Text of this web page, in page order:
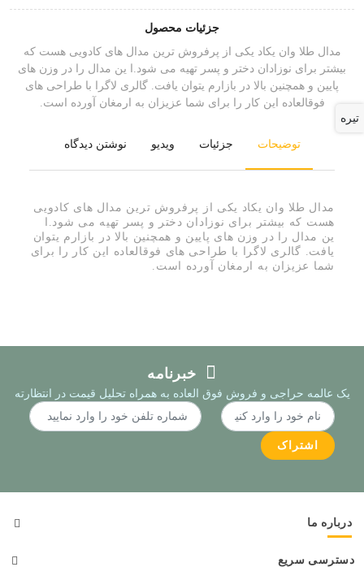
جزئیات محصول
مدال طلا وان یکاد یکی از پرفروش ترین مدال های کادویی هست که
بیشتر برای نوزادان دختر و پسر تهیه می شود.ا ین مدال را در وزن های
پایین و همچنین بالا در بازارم یتوان یافت. گالری لاگرا با طراحی های
فوقالعاده این کار را برای شما عزیزان به ارمغان آورده است.
توضیحات جزئیات ویدیو نوشتن دیدگاه
مدال طلا وان یکاد یکی از پرفروش ترین مدال های کادویی
هست که بیشتر برای نوزادان دختر و پسر تهیه می شود.ا
ین مدال را در وزن های پایین و همچنین بالا در بازارم یتوان
یافت. گالری لاگرا با طراحی های فوقالعاده این کار را برای
شما عزیزان به ارمغان آورده است.
خبرنامه
یک عالمه حراجی و فروش فوق العاده به همراه تحلیل قیمت در انتظارته
اشتراک
درباره ما
دسترسی سریع
تیره